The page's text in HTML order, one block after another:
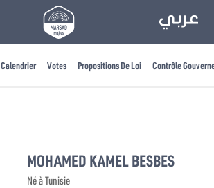
Calendrier Votes Propositions De Loi Contrôle
MOHAMED KAMEL BESBES
Né à Tunisie